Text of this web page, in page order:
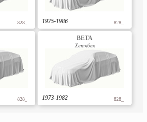
828_ 1975-1986 828_
828_
BETA
Хетчбек
1973-1982 828_